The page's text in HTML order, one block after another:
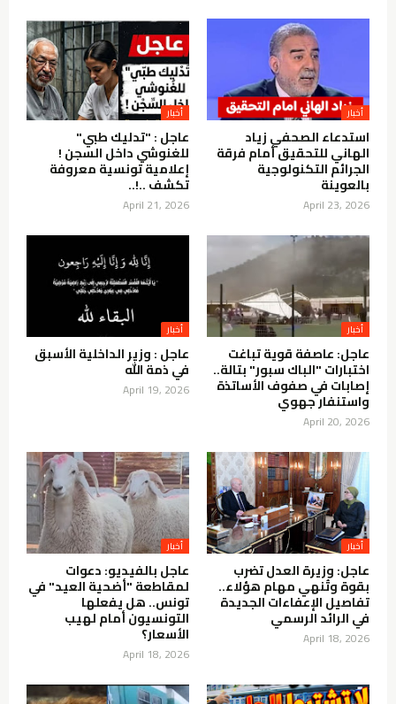
استدعاء الصحفي زياد
الهاني للتحقيق أمام فرقة
الجرائم التكنولوجية
بالعوينة
April 23, 2026
عاجل : "تدليك طبي"
للغنوشي داخل السجن !
إعلامية تونسية معروفة
تكشف ..!..
April 21, 2026
عاجل: عاصفة قوية تباغت
اختبارات "الباك سبور" بتالة..
إصابات في صفوف الأساتذة
واستنفار جهوي
April 20, 2026
عاجل : وزير الداخلية الأسبق
في ذمة الله
April 19, 2026
عاجل: وزيرة العدل تضرب
بقوة وتُنهي مهام هؤلاء..
تفاصيل الإعفاءات الجديدة
في الرائد الرسمي
April 18, 2026
عاجل بالفيديو: دعوات
لمقاطعة "أضحية العيد" في
تونس.. هل يفعلها
التونسيون أمام لهيب
الأسعار؟
April 18, 2026